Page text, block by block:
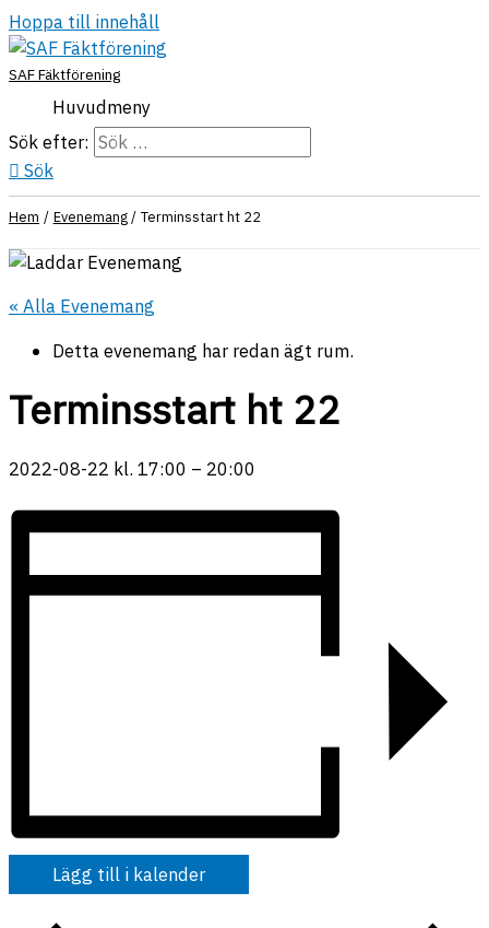
Hoppa till innehåll
SAF Fäktförening
Huvudmeny
Sök efter:
Sök
Hem Evenemang Terminsstart ht 22
« Alla Evenemang
Detta evenemang har redan ägt rum.
Terminsstart ht 22
2022-08-22 kl. 17:00 – 20:00
Lägg till i kalender